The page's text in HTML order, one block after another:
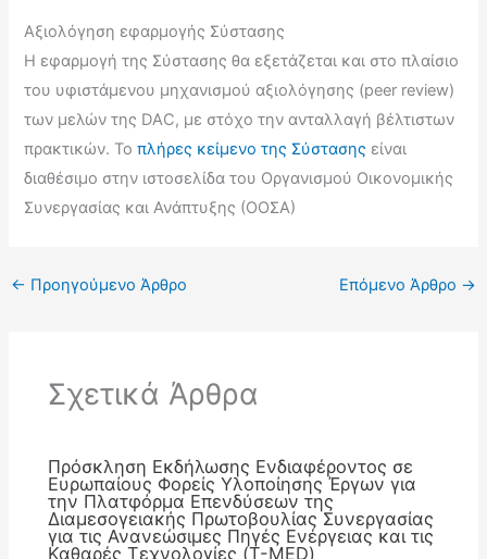
Αξιολόγηση εφαρμογής Σύστασης
Η εφαρμογή της Σύστασης θα εξετάζεται και στο πλαίσιο
του υφιστάμενου μηχανισμού αξιολόγησης (peer review)
των μελών της DAC, με στόχο την ανταλλαγή βέλτιστων
πρακτικών. Τοπλήρες κείμενο της Σύστασης είναι
διαθέσιμο στην ιστοσελίδα του Οργανισμού Οικονομικής
Συνεργασίας και Ανάπτυξης (ΟΟΣΑ)
← Προηγούμενο Άρθρο Επόμενο Άρθρο →
Σχετικά Άρθρα
Πρόσκληση Εκδήλωσης Ενδιαφέροντος σε
Ευρωπαίους Φορείς Υλοποίησης Έργων για
την Πλατφόρμα Επενδύσεων της
Διαμεσογειακής Πρωτοβουλίας Συνεργασίας
για τις Ανανεώσιμες Πηγές Ενέργειας και τις
Καθαρές Τεχνολογίες (T-MED)